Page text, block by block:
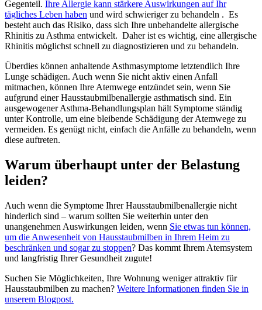
Gegenteil. Ihre Allergie kann stärkere Auswirkungen auf Ihr
tägliches Leben haben und wird schwieriger zu behandeln . Es
besteht auch das Risiko, dass sich Ihre unbehandelte allergische
Rhinitis zu Asthma entwickelt. Daher ist es wichtig, eine allergische
Rhinitis möglichst schnell zu diagnostizieren und zu behandeln.
Überdies können anhaltende Asthmasymptome letztendlich Ihre
Lunge schädigen. Auch wenn Sie nicht aktiv einen Anfall
mitmachen, können Ihre Atemwege entzündet sein, wenn Sie
aufgrund einer Hausstaubmilbenallergie asthmatisch sind. Ein
ausgewogener Asthma-Behandlungsplan hält Symptome ständig
unter Kontrolle, um eine bleibende Schädigung der Atemwege zu
vermeiden. Es genügt nicht, einfach die Anfälle zu behandeln, wenn
diese auftreten.
Warum überhaupt unter der Belastung
leiden?
Auch wenn die Symptome Ihrer Hausstaubmilbenallergie nicht
hinderlich sind – warum sollten Sie weiterhin unter den
unangenehmen Auswirkungen leiden, wenn Sie etwas tun können,
um die Anwesenheit von Hausstaubmilben in Ihrem Heim zu
beschränken und sogar zu stoppen? Das kommt Ihrem Atemsystem
und langfristig Ihrer Gesundheit zugute!
Suchen Sie Möglichkeiten, Ihre Wohnung weniger attraktiv für
Hausstaubmilben zu machen? Weitere Informationen finden Sie in
unserem Blogpost.